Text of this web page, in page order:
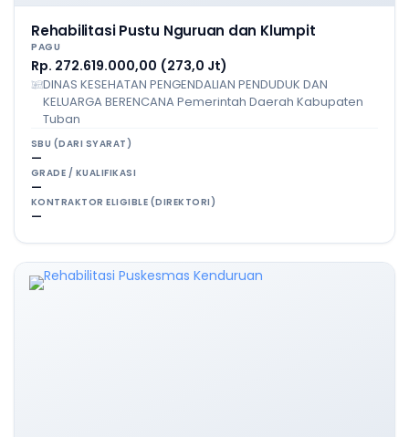
Rehabilitasi Pustu Nguruan dan Klumpit
PAGU
Rp. 272.619.000,00 (273,0 Jt)
DINAS KESEHATAN PENGENDALIAN PENDUDUK DAN
KELUARGA BERENCANA Pemerintah Daerah Kabupaten
Tuban
SBU (DARI SYARAT)
—
GRADE / KUALIFIKASI
—
KONTRAKTOR ELIGIBLE (DIREKTORI)
—